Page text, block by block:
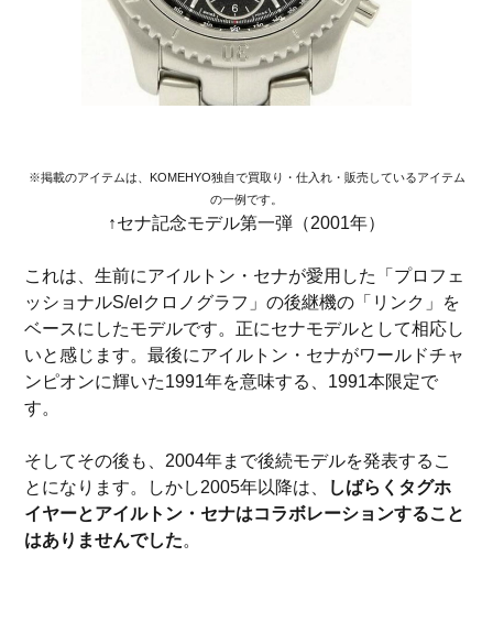
※掲載のアイテムは、KOMEHYO独自で買取り・仕入れ・販売しているアイテム
の一例です。
↑セナ記念モデル第一弾（2001年）
これは、生前にアイルトン・セナが愛用した「プロフェ
ッショナルS/elクロノグラフ」の後継機の「リンク」を
ベースにしたモデルです。正にセナモデルとして相応し
いと感じます。最後にアイルトン・セナがワールドチャ
ンピオンに輝いた1991年を意味する、1991本限定で
す。
そしてその後も、2004年まで後続モデルを発表するこ
とになります。しかし2005年以降は、
しばらくタグホ
イヤーとアイルトン・セナはコラボレーションすること
はありませんでした。